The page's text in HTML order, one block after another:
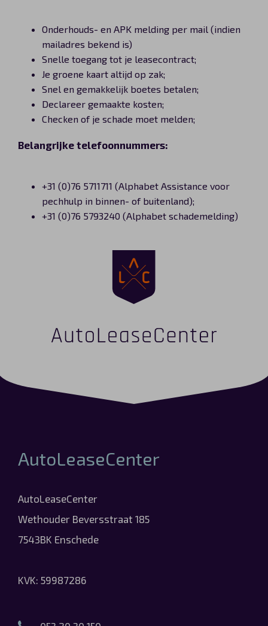
Onderhouds- en APK melding per mail (indien
mailadres bekend is)
Snelle toegang tot je leasecontract;
Je groene kaart altijd op zak;
Snel en gemakkelijk boetes betalen;
Declareer gemaakte kosten;
Checken of je schade moet melden;
Belangrijke telefoonnummers:
+31 (0)76 5711711 (Alphabet Assistance voor
pechhulp in binnen- of buitenland);
+31 (0)76 5793240 (Alphabet schademelding)
AutoLeaseCenter
AutoLeaseCenter
Wethouder Beversstraat 185
7543BK Enschede
KVK: 59987286